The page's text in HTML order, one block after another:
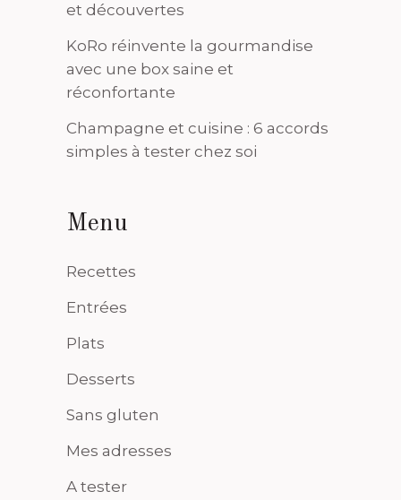
et découvertes
KoRo réinvente la gourmandise
avec une box saine et
réconfortante
Champagne et cuisine : 6 accords
simples à tester chez soi
Menu
Recettes
Entrées
Plats
Desserts
Sans gluten
Mes adresses
A tester